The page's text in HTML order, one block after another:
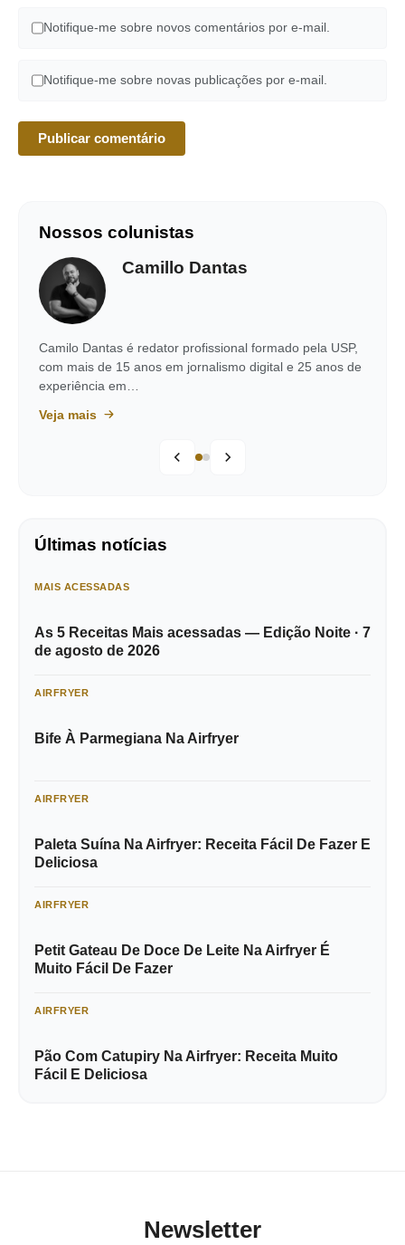
Notifique-me sobre novos comentários por e-mail.
Notifique-me sobre novas publicações por e-mail.
Nossos colunistas
Camillo Dantas
Camilo Dantas é redator profissional formado pela USP,
com mais de 15 anos em jornalismo digital e 25 anos de
experiência em…
Veja mais
Últimas notícias
MAIS ACESSADAS
As 5 Receitas Mais acessadas — Edição Noite · 7
de agosto de 2026
AIRFRYER
Bife À Parmegiana Na Airfryer
AIRFRYER
Paleta Suína Na Airfryer: Receita Fácil De Fazer E
Deliciosa
AIRFRYER
Petit Gateau De Doce De Leite Na Airfryer É
Muito Fácil De Fazer
AIRFRYER
Pão Com Catupiry Na Airfryer: Receita Muito
Fácil E Deliciosa
Newsletter